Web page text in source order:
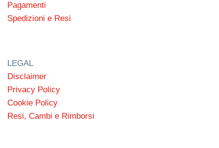
Pagamenti
Spedizioni e Resi
LEGAL
Disclaimer
Privacy Policy
Cookie Policy
Resi, Cambi e Rimborsi